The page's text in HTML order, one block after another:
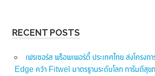
RECENT POSTS
เฟรเซอร์ส พร็อพเพอร์ตี้ ประเทศไทย ส่งโครง
Edge คว้า Fitwel มาตรฐานระดับโลก การันตีสุข